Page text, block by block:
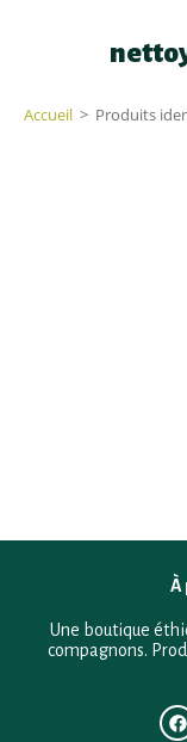
Accueil > Produits
À
Une boutique
compagnons.